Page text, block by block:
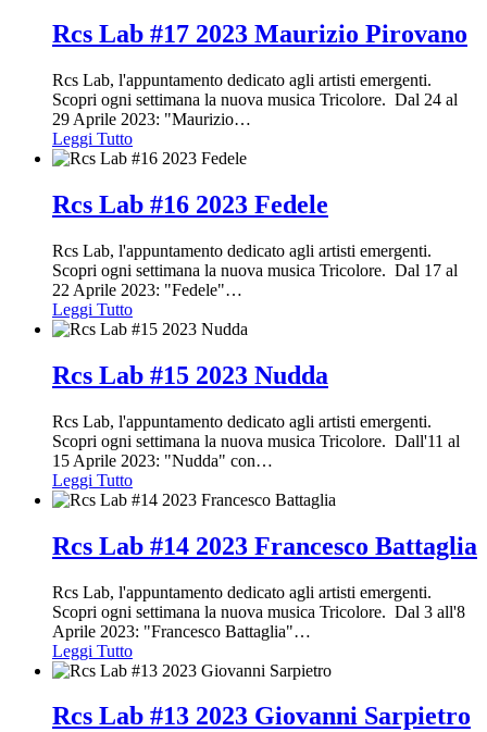
Rcs Lab #17 2023 Maurizio Pirovano
Rcs Lab, l'appuntamento dedicato agli artisti emergenti.
Scopri ogni settimana la nuova musica Tricolore. Dal 24 al
29 Aprile 2023: "Maurizio…
Leggi Tutto
Rcs Lab #16 2023 Fedele
Rcs Lab, l'appuntamento dedicato agli artisti emergenti.
Scopri ogni settimana la nuova musica Tricolore. Dal 17 al
22 Aprile 2023: "Fedele"…
Leggi Tutto
Rcs Lab #15 2023 Nudda
Rcs Lab, l'appuntamento dedicato agli artisti emergenti.
Scopri ogni settimana la nuova musica Tricolore. Dall'11 al
15 Aprile 2023: "Nudda" con…
Leggi Tutto
Rcs Lab #14 2023 Francesco Battaglia
Rcs Lab, l'appuntamento dedicato agli artisti emergenti.
Scopri ogni settimana la nuova musica Tricolore. Dal 3 all'8
Aprile 2023: "Francesco Battaglia"…
Leggi Tutto
Rcs Lab #13 2023 Giovanni Sarpietro